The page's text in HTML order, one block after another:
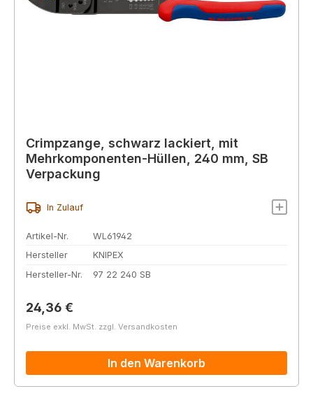
Crimpzange, schwarz lackiert, mit
Mehrkomponenten-Hüllen, 240 mm, SB
Verpackung
In Zulauf
Artikel-Nr.
WL61942
Hersteller
KNIPEX
Hersteller-Nr.
97 22 240 SB
Regulärer Preis:
24,36 €
Preise exkl. MwSt. zzgl. Versandkosten
In den Warenkorb